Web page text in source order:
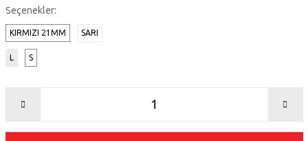
Seçenekler:
KIRMIZI 21MM SARI
L S